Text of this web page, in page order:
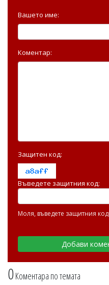
0Коментара по темата
Вашето име:
Коментар:
Защитен код:
Въведете защитния код:
Моля, въведете защитния код